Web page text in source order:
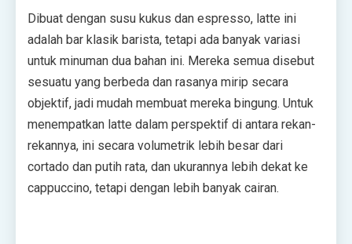
Dibuat dengan susu kukus dan espresso, latte ini
adalah bar klasik barista, tetapi ada banyak variasi
untuk minuman dua bahan ini. Mereka semua disebut
sesuatu yang berbeda dan rasanya mirip secara
objektif, jadi mudah membuat mereka bingung. Untuk
menempatkan latte dalam perspektif di antara rekan-
rekannya, ini secara volumetrik lebih besar dari
cortado dan putih rata, dan ukurannya lebih dekat ke
cappuccino, tetapi dengan lebih banyak cairan.